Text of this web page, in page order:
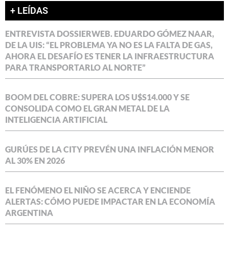
+ LEÍDAS
ENTREVISTA DOSSIERWEB. EDUARDO GÓMEZ NAAR,
DE LA UIS: “EL PROBLEMA YA NO ES LA FALTA DE GAS,
AHORA EL DESAFÍO ES TENER LA INFRAESTRUCTURA
PARA TRANSPORTARLO AL NORTE”
BOOM DEL COBRE: SUPERA LOS U$S14.000 Y SE
CONSOLIDA COMO EL GRAN METAL DE LA
INTELIGENCIA ARTIFICIAL
GURÚES DE LA CITY PREVÉN UNA INFLACIÓN MENOR
AL 30% EN 2026
EL FENÓMENO EL NIÑO SE ACERCA Y ENCIENDE
ALERTAS: CÓMO PUEDE IMPACTAR EN LA ECONOMÍA
ARGENTINA